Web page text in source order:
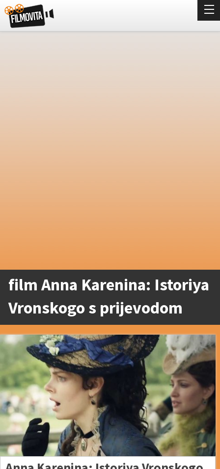
film Anna Karenina: Istoriya
Vronskogo s prijevodom